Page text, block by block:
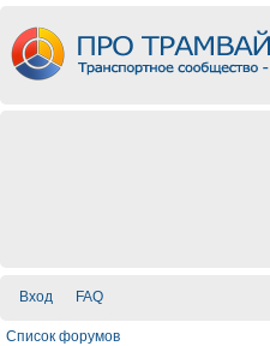
Вход FAQ
Список форумов